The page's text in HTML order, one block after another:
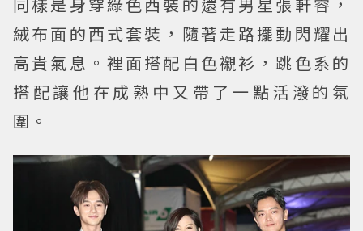
絨布面的西式套裝，隨著走路擺動閃耀出
高貴氣息。裡面搭配白色襯衫，跳色系的
搭配讓他在成熟中又帶了一點活潑的氛
圍。